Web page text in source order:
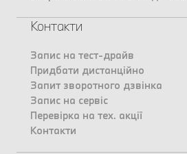
Контакти
Запис на тест-драйв
Придбати дистанційно
Запит зворотного дзвінка
Запис на сервіс
Перевірка на тех. акції
Контакти